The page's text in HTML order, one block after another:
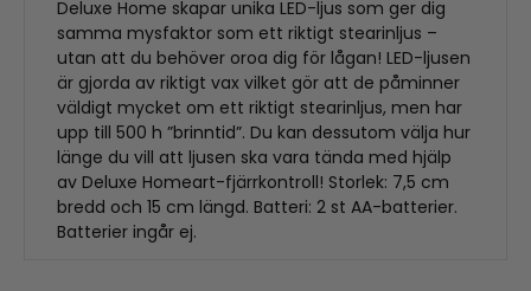
Deluxe Home skapar unika LED-ljus som ger dig
samma mysfaktor som ett riktigt stearinljus –
utan att du behöver oroa dig för lågan! LED-ljusen
är gjorda av riktigt vax vilket gör att de påminner
väldigt mycket om ett riktigt stearinljus, men har
upp till 500 h ”brinntid”. Du kan dessutom välja hur
länge du vill att ljusen ska vara tända med hjälp
av Deluxe Homeart-fjärrkontroll! Storlek: 7,5 cm
bredd och 15 cm längd. Batteri: 2 st AA-batterier.
Batterier ingår ej.